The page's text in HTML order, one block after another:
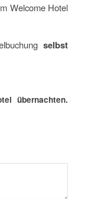
Welcome Hotel
selbst